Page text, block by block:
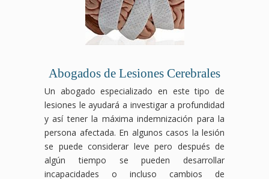
Abogados de Lesiones Cerebrales
Un abogado especializado en este tipo de
lesiones le ayudará a investigar a profundidad
y así tener la máxima indemnización para la
persona afectada. En algunos casos la lesión
se puede considerar leve pero después de
algún tiempo se pueden desarrollar
incapacidades o incluso cambios de